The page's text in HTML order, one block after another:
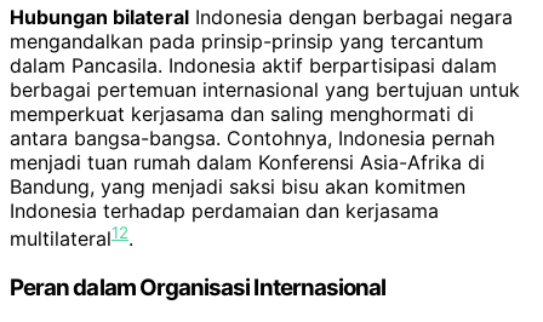
Hubungan bilateral Indonesia dengan berbagai negara
mengandalkan pada prinsip-prinsip yang tercantum
dalam Pancasila. Indonesia aktif berpartisipasi dalam
berbagai pertemuan internasional yang bertujuan untuk
memperkuat kerjasama dan saling menghormati di
antara bangsa-bangsa. Contohnya, Indonesia pernah
menjadi tuan rumah dalam Konferensi Asia-Afrika di
Bandung, yang menjadi saksi bisu akan komitmen
Indonesia terhadap perdamaian dan kerjasama
multilateral12.
Peran dalam Organisasi Internasional